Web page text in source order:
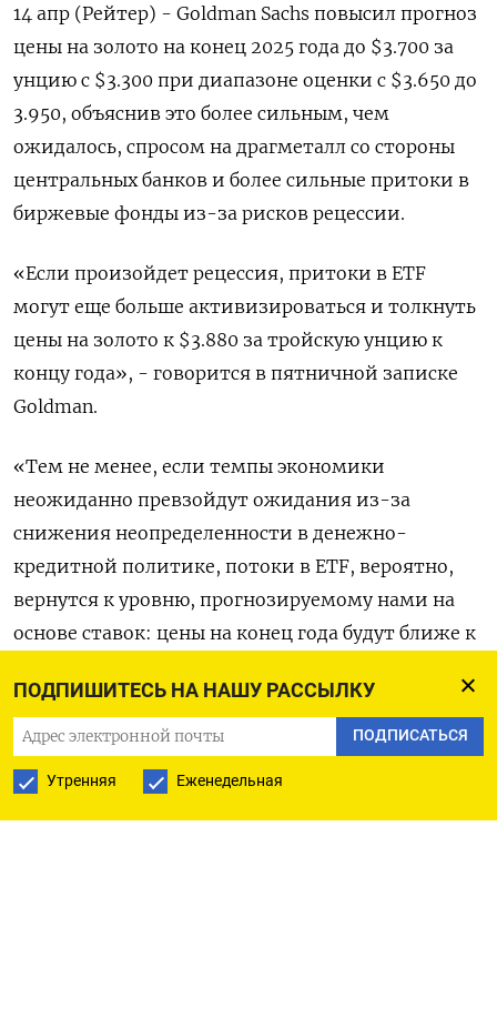
ПОДПИШИТЕСЬ НА НАШУ РАССЫЛКУ
ПОДПИСАТЬСЯ
Утренняя Еженедельная
14 апр (Рейтер) - Goldman Sachs повысил прогноз
цены на золото на конец 2025 года до $3.700 за
унцию с $3.300 при диапазоне оценки с $3.650 до
3.950, объяснив это более сильным, чем
ожидалось, спросом на драгметалл со стороны
центральных банков и более сильные притоки в
биржевые фонды из-за рисков рецессии.
«Если произойдет рецессия, притоки в ETF
могут еще больше активизироваться и толкнуть
цены на золото к $3.880 за тройскую унцию к
концу года», - говорится в пятничной записке
Goldman.
«Тем не менее, если темпы экономики
неожиданно превзойдут ожидания из-за
снижения неопределенности в денежно-
кредитной политике, потоки в ETF, вероятно,
вернутся к уровню, прогнозируемому нами на
основе ставок: цены на конец года будут ближе к
Банк также повысил прогноз спроса на золото со
стороны центробанков до 80 метрических тонн в
месяц с 70 тонн ранее.